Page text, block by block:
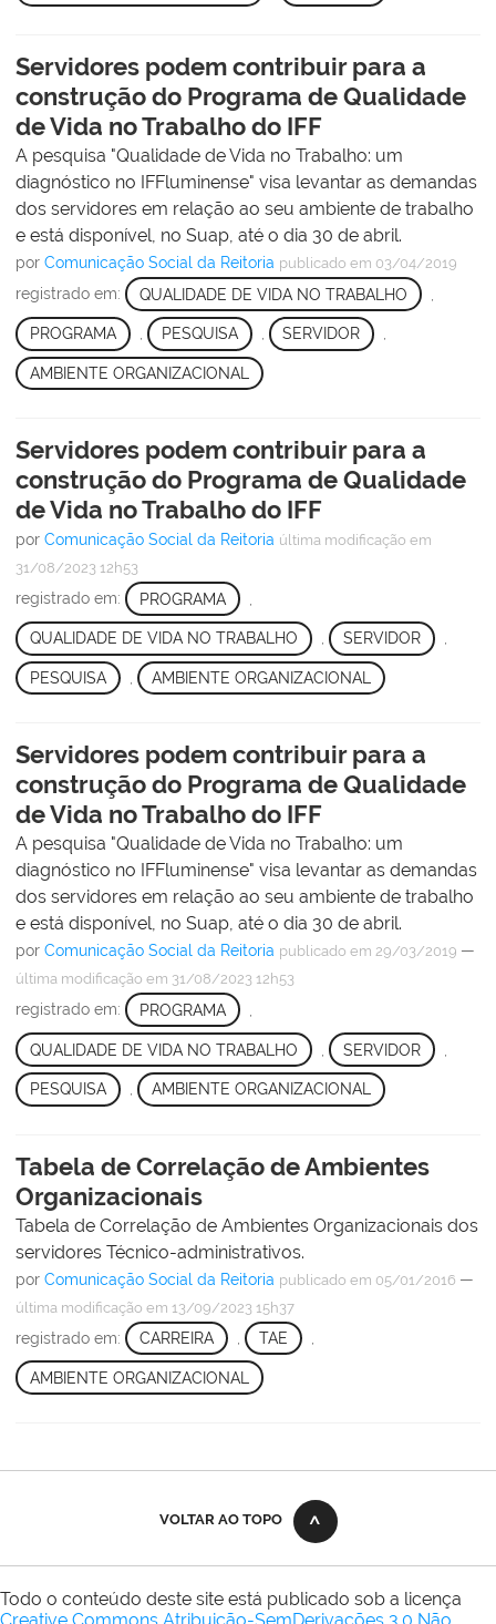
Servidores podem contribuir para a
construção do Programa de Qualidade
de Vida no Trabalho do IFF
A pesquisa "Qualidade de Vida no Trabalho: um
diagnóstico no IFFluminense" visa levantar as demandas
dos servidores em relação ao seu ambiente de trabalho
e está disponível, no Suap, até o dia 30 de abril.
por Comunicação Social da Reitoria publicado em 03/04/2019
registrado em: QUALIDADE DE VIDA NO TRABALHO
PROGRAMA , PESQUISA , SERVIDOR ,
AMBIENTE ORGANIZACIONAL
Servidores podem contribuir para a
construção do Programa de Qualidade
de Vida no Trabalho do IFF
por Comunicação Social da Reitoria última modificação em
31/08/2023 12h53
registrado em: PROGRAMA
QUALIDADE DE VIDA NO TRABALHO , SERVIDOR ,
PESQUISA AMBIENTE ORGANIZACIONAL
Servidores podem contribuir para a
construção do Programa de Qualidade
de Vida no Trabalho do IFF
A pesquisa "Qualidade de Vida no Trabalho: um
diagnóstico no IFFluminense" visa levantar as demandas
dos servidores em relação ao seu ambiente de trabalho
e está disponível, no Suap, até o dia 30 de abril.
por Comunicação Social da Reitoria publicado em 29/03/2019 —
última modificação em 31/08/2023 12h53
registrado em: PROGRAMA
QUALIDADE DE VIDA NO TRABALHO SERVIDOR
PESQUISA , AMBIENTE ORGANIZACIONAL
Tabela de Correlação de Ambientes
Organizacionais
Tabela de Correlação de Ambientes Organizacionais dos
servidores Técnico-administrativos.
por Comunicação Social da Reitoria publicado em 05/01/2016 —
última modificação em 13/09/2023 15h37
registrado em: CARREIRA TAE
AMBIENTE ORGANIZACIONAL
VOLTAR AO TOPO
Todo o conteúdo deste site está publicado sob a licença